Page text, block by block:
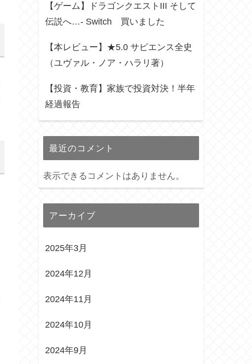
【ゲーム】ドラゴンクエストIII そして
伝説へ…- Switch 買いました
【本レビュー】★5.0 サピエンス全史
（ユヴァル・ノア・ハラリ著）
【投資・教育】家族で投資対決！半年
経過報告
最近のコメント
表示できるコメントはありません。
アーカイブ
2025年3月
2024年12月
2024年11月
2024年10月
2024年9月